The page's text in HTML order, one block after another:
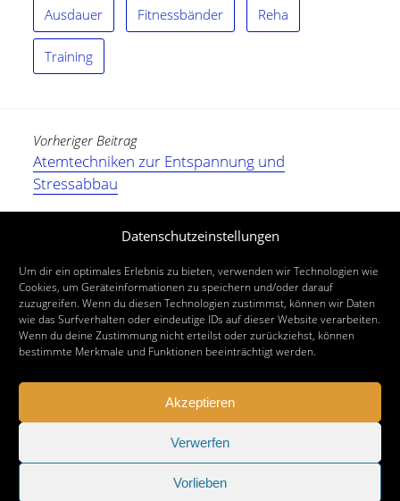
Datenschutzeinstellungen
Um dir ein optimales Erlebnis zu bieten, verwenden wir Technologien wie
Cookies, um Geräteinformationen zu speichern und/oder darauf
zuzugreifen. Wenn du diesen Technologien zustimmst, können wir Daten
wie das Surfverhalten oder eindeutige IDs auf dieser Website verarbeiten.
Wenn du deine Zustimmung nicht erteilst oder zurückziehst, können
bestimmte Merkmale und Funktionen beeinträchtigt werden.
Akzeptieren
Verwerfen
Vorlieben
Ausdauer Fitnessbänder Reha
Training
Vorheriger Beitrag
Atemtechniken zur Entspannung und
Stressabbau
Nächster Beitrag
Sveltus Gleitpads zum Fitnessaufbau